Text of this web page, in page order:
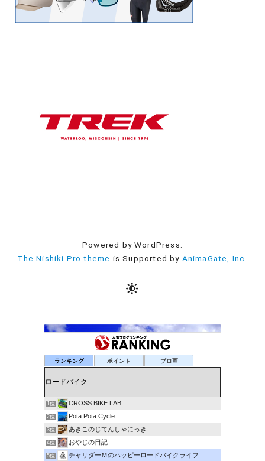
Powered by WordPress.
The Nishiki Pro theme is Supported by AnimaGate, Inc.
ランキング ポイント ブロ画
1位 CROSS BIKE LAB.
2位 Pota Pota Cycle:
3位 あきこのじてんしゃにっき
4位 おやじの日記
5位 チャリダーＭのハッピーロードバイクライフ